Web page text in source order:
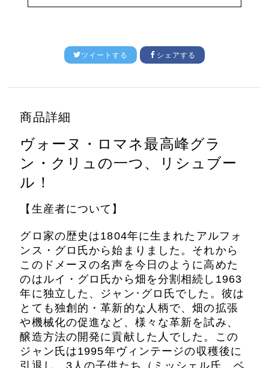
ツイートする シェアする
商品詳細
ヴォーヌ・ロマネ最高峰グラ
ン・クリュの一つ、リシュブー
ル！
【生産者について】
グロ家の歴史は1804年に生まれたアルフォ
ンス・グロ氏から始まりました。それから
このドメーヌの名声を今日のように高めた
のはルイ・グロ氏から畑を分割相続し1963
年に独立した、ジャン･グロ氏でした。彼は
とても独創的・革新的な人柄で、畑の拡張
や機械化の促進など、様々な革新を試み、
醸造方法の開発に貢献した人でした。この
ジャン氏は1995年ヴィンテージの収穫後に